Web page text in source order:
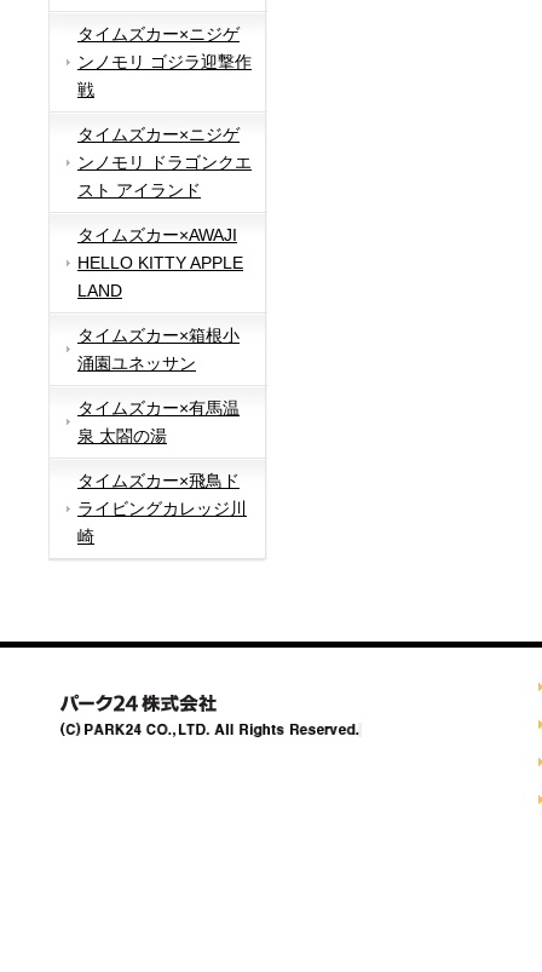
タイムズカー×ニジゲ
ンノモリ ゴジラ迎撃作
戦
タイムズカー×ニジゲ
ンノモリ ドラゴンクエ
スト アイランド
タイムズカー×AWAJI
HELLO KITTY APPLE
LAND
タイムズカー×箱根小
涌園ユネッサン
タイムズカー×有馬温
泉 太閤の湯
タイムズカー×飛鳥ド
ライビングカレッジ川
崎